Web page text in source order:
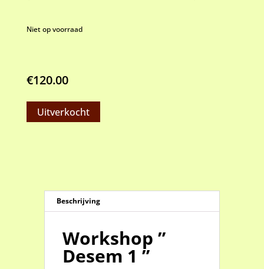
Niet op voorraad
€120.00
Uitverkocht
Beschrijving
Workshop ”
Desem 1 ”